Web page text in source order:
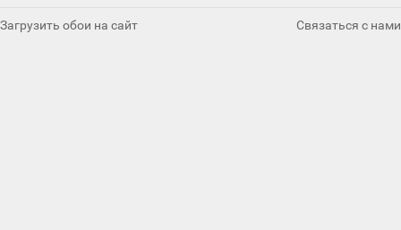
Загрузить обои на сайт Связаться с нами